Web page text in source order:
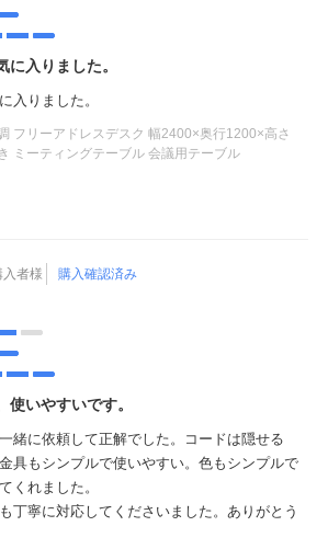
に入りました。
入りました。
フリーアドレスデスク 幅2400×奥行1200×高さ
ミーティングテーブル 会議用テーブル
入者様
購入確認済み
使いやすいです。
緒に依頼して正解でした。コードは隠せる
具もシンプルで使いやすい。色もシンプルで
くれました。
丁寧に対応してくださいました。ありがとう